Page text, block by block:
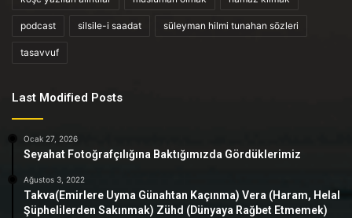
podcast silsile-i saadat süleyman hilmi tunahan sözleri
tasavvuf
Last Modified Posts
Ocak 27, 2026
Seyahat Fotoğrafçılığına Baktığımızda Gördüklerimiz
Ağustos 3, 2022
Takva(Emirlere Uyma Günahtan Kaçınma) Vera (Haram, Helal
Şüphelilerden Sakınmak) Zühd (Dünyaya Rağbet Etmemek)